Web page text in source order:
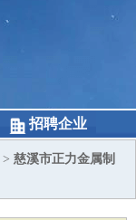
招聘企业
> 慈溪市正力金属制